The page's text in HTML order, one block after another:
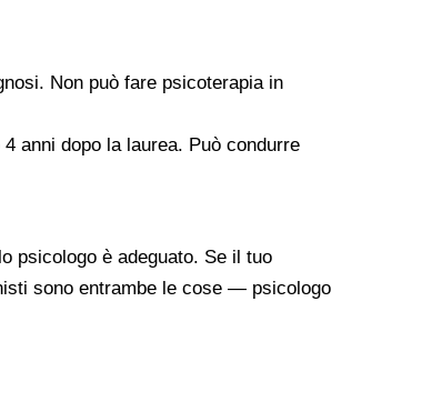
Non può fare psicoterapia in
anni dopo la laurea. Può condurre
psicologo è adeguato. Se il tuo
sono entrambe le cose — psicologo